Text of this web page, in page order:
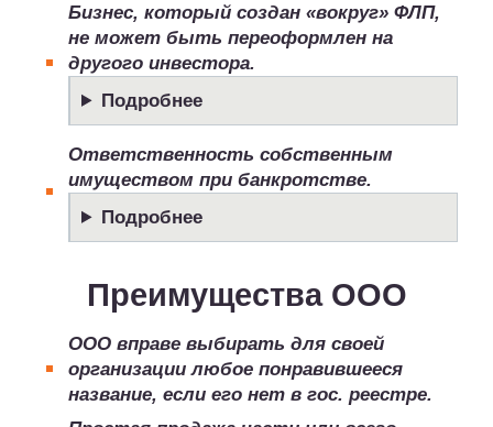
Бизнес, который создан «вокруг» ФЛП,
не может быть переоформлен на
другого инвестора.
Подробнее
Ответственность собственным
имуществом при банкротстве.
Подробнее
Преимущества ООО
ООО вправе выбирать для своей
организации любое понравившееся
название, если его нет в гос. реестре.